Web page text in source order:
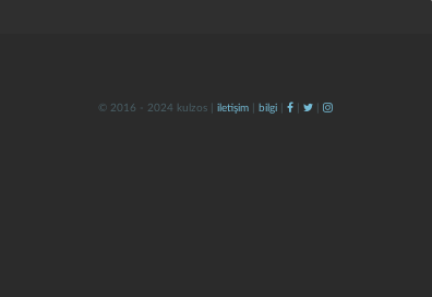
© 2016 - 2024 kulzos | iletişim bilgi